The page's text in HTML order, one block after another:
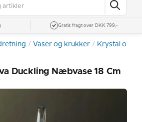
Gratis fragt over DKK 799,-
Vaser og krukker Krystal og
Duckling Næbvase 18 Cm